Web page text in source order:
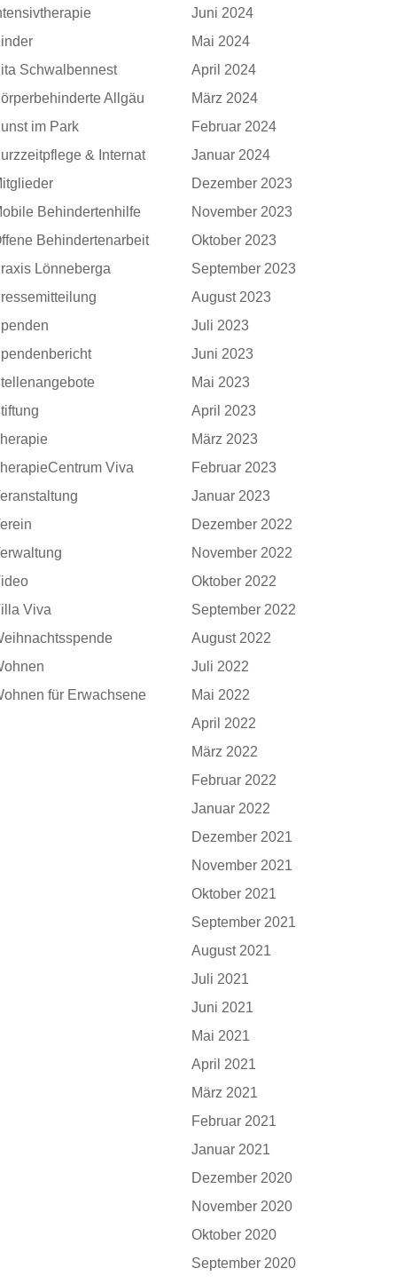
Schwalbennest
Allgäu
im Park
& Internat
Behindertenhilfe
Behindertenarbeit
Lönneberga
Viva
Viva
für Erwachsene
Juni 2024
Mai 2024
April 2024
März 2024
Februar 2024
Januar 2024
Dezember 2023
November 2023
Oktober 2023
September 2023
August 2023
Juli 2023
Juni 2023
Mai 2023
April 2023
März 2023
Februar 2023
Januar 2023
Dezember 2022
November 2022
Oktober 2022
September 2022
August 2022
Juli 2022
Mai 2022
April 2022
März 2022
Februar 2022
Januar 2022
Dezember 2021
November 2021
Oktober 2021
September 2021
August 2021
Juli 2021
Juni 2021
Mai 2021
April 2021
März 2021
Februar 2021
Januar 2021
Dezember 2020
November 2020
Oktober 2020
September 2020